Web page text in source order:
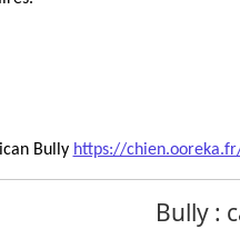
Bully https://
Bully :